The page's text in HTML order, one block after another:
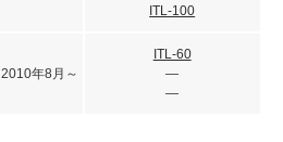
ITL-100
2010年8月～
ITL-60
―
―